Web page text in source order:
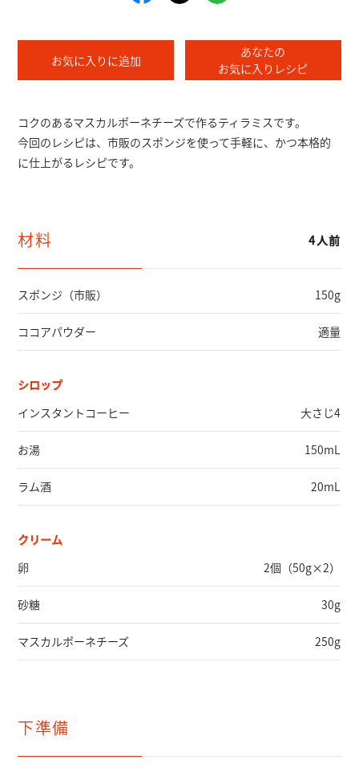
お気に入りに追加
あなたの
お気に入りレシピ
コクのあるマスカルポーネチーズで作るティラミスです。
今回のレシピは、市販のスポンジを使って手軽に、かつ本格的
に仕上がるレシピです。
材料 4人前
スポンジ （市販） 150g
ココアパウダー 適量
シロップ
インスタントコーヒー
大さじ4
お湯 150mL
ラム酒 20mL
クリーム
卵
2個（50g×2）
砂糖 30g
マスカルポーネチーズ 250g
下準備